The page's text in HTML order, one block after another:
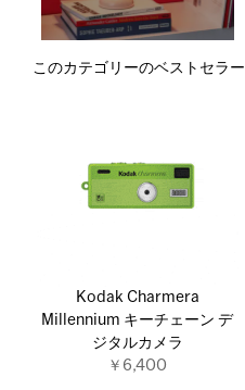
このカテゴリーのベストセラー
Kodak Charmera
Millennium キーチェーン デ
ジタルカメラ
￥6,400